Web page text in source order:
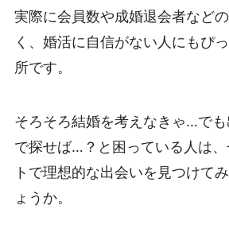
実際に会員数や成婚退会者など
く、婚活に自信がない人にもぴ
所です。
そろそろ結婚を考えなきゃ…でも
で探せば…？と困っている人は
トで理想的な出会いを見つけて
ょうか。